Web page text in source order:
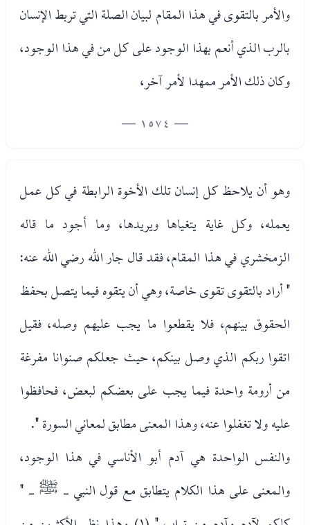
والأمر بالتقوى في هذا المقام لبيان الصلة التي تربط الإنسان
بالرب الذي أنعم بهذا الوجود على كل من في هذا الوجود،
وكان ذلك الأمر ممهدا لأمر آخر،
— 1574 —
وهو أن يلاحظ كل إنسان تلك الأخوة الرابطة في كل عمل
يعمله، وكل غاية يتغياها ويريدها، وما أجود ما قاله
الزمخشري في هذا المقام، فقد قال جار الله رضي الله عنه:
" أراد بالتقوى تقوى خاصة، وهي أن يتقوه فيما يتصل بحفظ
الحقوق بينهم، فلا يقطعوا ما يجب عليهم وصله، فقيل
اتقوا ربكم الذي وصل بينكم، حيث جعلكم صنوانا مفرغة
من أرومة واحدة فيما يجب على بعضكم لبعض، فحافظوا
عليه ولا تغفلوا عنه، وهذا المعنى مطابق لمعاني السورة ".
والنفس الواحدة هي آدم أبو الأناسي في هذا الوجود،
والمعنى على هذا الكلام يتطابق مع قول النبي - ﷺ - "